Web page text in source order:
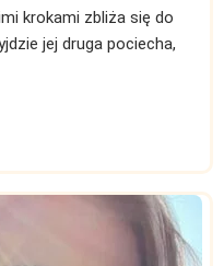
krokami zbliża się do
jej druga pociecha,